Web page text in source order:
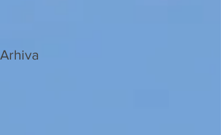
Arhiva